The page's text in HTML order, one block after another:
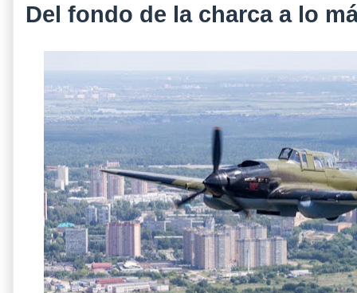
Del fondo de la charca a lo